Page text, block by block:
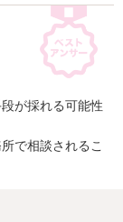
が採れる可能性
で相談されるこ